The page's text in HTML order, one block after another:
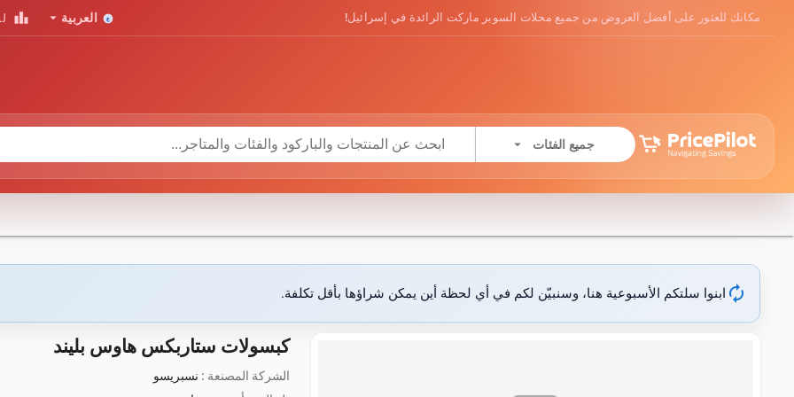
مكانك للعثور على أفضل العروض من جميع محلات السوبر ماركت الرائدة في إسرائيل! العربية arrow_drop_down
leaderboard
جميع الفئات arrow_drop_down
autorenew ابنوا سلتكم الأسبوعية هنا، وسنبيّن لكم في أي لحظة أين يمكن شراؤها بأقل تكلفة.
كبسولات ستاربكس هاوس بليند
الشركة المصنعة : نسبريسو